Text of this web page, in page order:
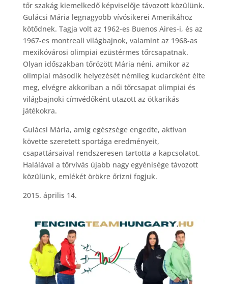
tőr szakág kiemelkedő képviselője távozott közülünk.
Gulácsi Mária legnagyobb vívósikerei Amerikához
kötődnek. Tagja volt az 1962-es Buenos Aires-i, és az
1967-es montreali világbajnok, valamint az 1968-as
mexikóvárosi olimpiai ezüstérmes tőrcsapatnak.
Olyan időszakban tőrözött Mária néni, amikor az
olimpiai második helyezését némileg kudarcként élte
meg, elvégre akkoriban a női tőrcsapat olimpiai és
világbajnoki címvédőként utazott az ötkarikás
játékokra.
Gulácsi Mária, amíg egészsége engedte, aktívan
követte szeretett sportága eredményeit,
csapattársaival rendszeresen tartotta a kapcsolatot.
Halálával a tőrvívás újabb nagy egyénisége távozott
közülünk, emlékét örökre őrizni fogjuk.
2015. április 14.